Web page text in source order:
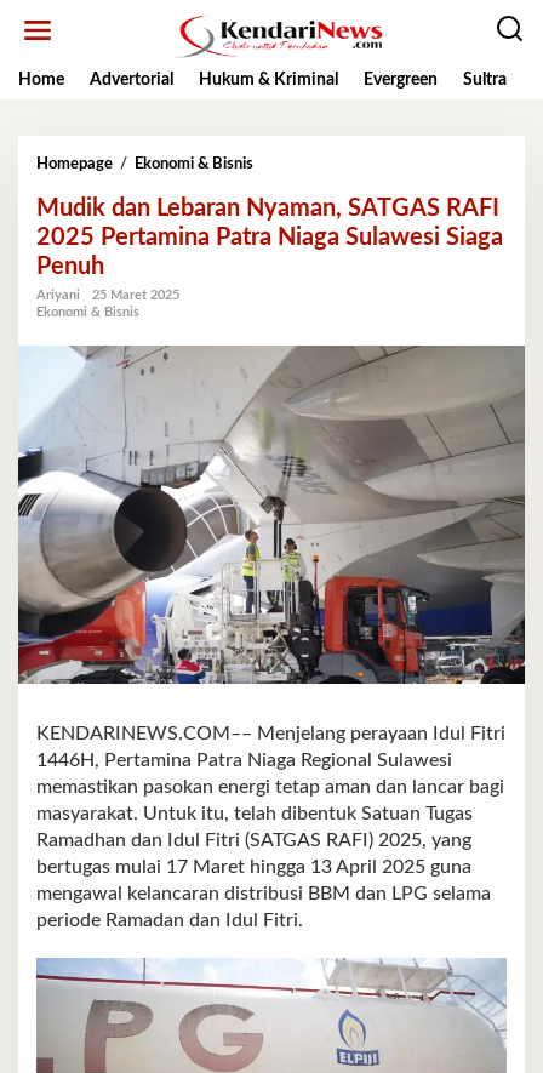
Home
Advertorial Hukum & Kriminal Evergreen Sultra
Homepage / Ekonomi & BisnisMudik
Lebaran
Nyaman,
SATGAS
Niaga
Sulawesi
Siaga
Penuh
Mudik dan Lebaran Nyaman, SATGAS RAFI
2025 Pertamina Patra Niaga Sulawesi Siaga
Penuh
Ariyani
25 Maret 2025
Ekonomi & Bisnis
KENDARINEWS.COM–– Menjelang perayaan Idul Fitri
1446H, Pertamina Patra Niaga Regional Sulawesi
memastikan pasokan energi tetap aman dan lancar bagi
masyarakat. Untuk itu, telah dibentuk Satuan Tugas
Ramadhan dan Idul Fitri (SATGAS RAFI) 2025, yang
bertugas mulai 17 Maret hingga 13 April 2025 guna
mengawal kelancaran distribusi BBM dan LPG selama
periode Ramadan dan Idul Fitri.